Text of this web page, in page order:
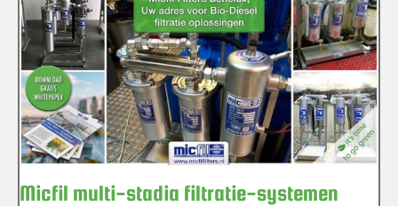
Micfil multi-stadia filtratie-systemen